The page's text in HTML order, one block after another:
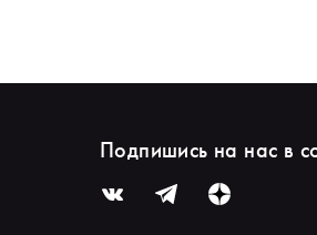
Подпишись на нас в